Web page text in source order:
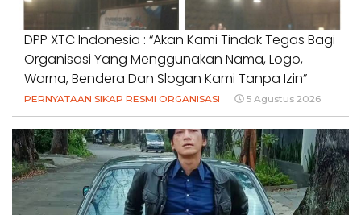
DPP XTC Indonesia : “Akan Kami Tindak Tegas Bagi
Organisasi Yang Menggunakan Nama, Logo,
Warna, Bendera Dan Slogan Kami Tanpa Izin”
PERNYATAAN SIKAP RESMI ORGANISASI 5 Agustus 2026